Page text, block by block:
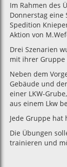
Im Rahmen des
Donnerstag
Spedition
Aktion von
Drei Szenarien
mit ihrer
Neben dem
Gebäude und
einer LKW-
aus einem Lkw
Jede Gruppe
Die Übungen
trainieren und